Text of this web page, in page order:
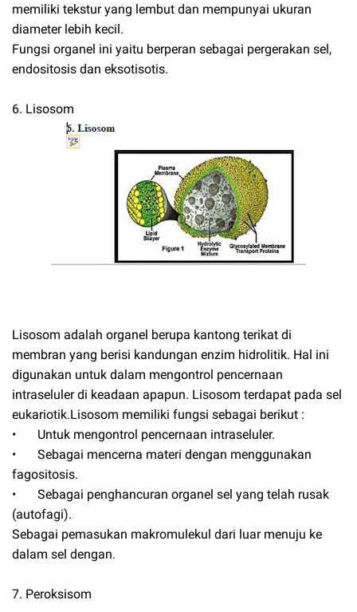
memiliki tekstur yang lembut dan mempunyai ukuran
diameter lebih kecil.
Fungsi organel ini yaitu berperan sebagai pergerakan sel,
endositosis dan eksotisotis.
6. Lisosom
Lisosom adalah organel berupa kantong terikat di
membran yang berisi kandungan enzim hidrolitik. Hal ini
digunakan untuk dalam mengontrol pencernaan
intraseluler di keadaan apapun. Lisosom terdapat pada sel
eukariotik.Lisosom memiliki fungsi sebagai berikut :
•
Untuk mengontrol pencernaan intraseluler.
•
Sebagai mencerna materi dengan menggunakan
fagositosis.
•
Sebagai penghancuran organel sel yang telah rusak
(autofagi).
Sebagai pemasukan makromulekul dari luar menuju ke
dalam sel dengan.
7. Peroksisom